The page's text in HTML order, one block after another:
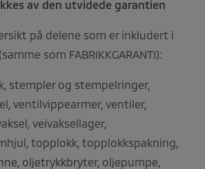
av den utvidede garantien
på delene som er inkludert i
som FABRIKKGARANTI):
stempler og stempelringer,
ventilvippearmer, ventiler,
veivaksellager,
topplokk, topplokkspakning,
oljetrykkbryter, oljepumpe,